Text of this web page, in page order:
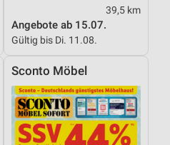
39,5 km
Angebote ab 15.07.
Gültig bis Di. 11.08.
Sconto Möbel